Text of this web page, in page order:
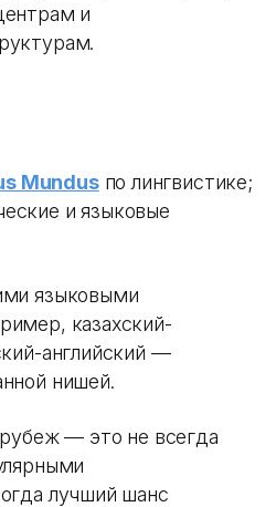
и
Mundusпо лингвистике;
и языковые
языковыми
казахский-
английский —
нишей.
— это не всегда
лучший шанс